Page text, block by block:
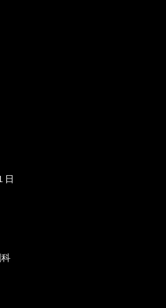
日